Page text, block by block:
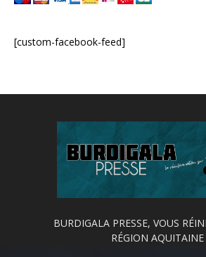
[custom-facebook-feed]
BURDIGALA PRESSE, VOUS
RÉGION AQUITAINE